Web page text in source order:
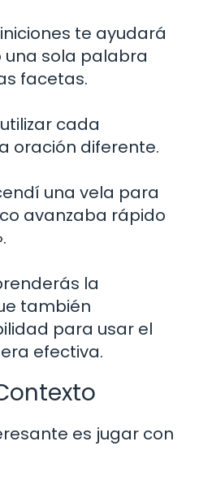
te ayudará
una sola palabra
facetas.
cada
oración diferente.
una vela para
avanzaba rápido
la
también
para usar el
efectiva.
es jugar con